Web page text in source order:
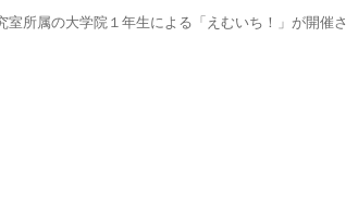
室所属の大学院１年生による「えむいち！」が開催さ